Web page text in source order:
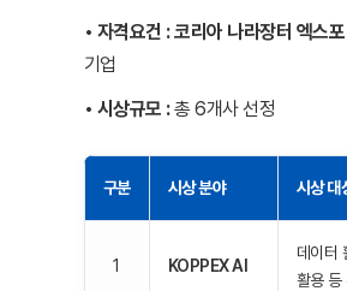
• 자격요건 :코리아 나라장터 엑스
기업
• 시상규모 :총 6개사 선정
구분 시상 분야 시상 대
1 KOPPEX AI
데이터
활용 등